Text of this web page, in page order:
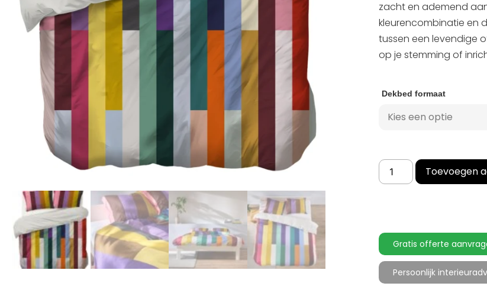
zacht en ademend
kleurencombinatie en
tussen een levendige
op je stemming of
Dekbed formaat
Toevoegen
Gratis offerte
Persoonlijk